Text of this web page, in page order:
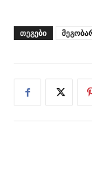
ᲗᲔᲒᲔᲑᲘ